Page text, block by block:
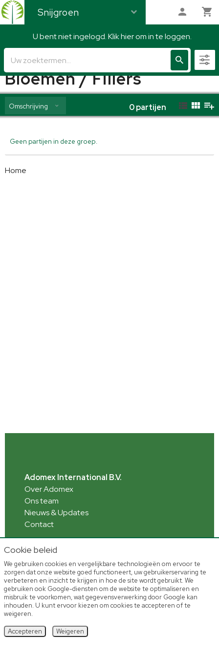
Snijgroen
U bent niet ingelogd. Klik hier om in te loggen.
Snijgroen
Bloemen / Fillers
Omschrijving 0partijen
Geen partijen in deze groep.
Home
Adomex International B.V.
Over Adomex
Ons team
Nieuws & Updates
Contact
Informatie
Webshop toelichting
Veelgestelde vragen
Home Voorraad
Cookie beleid
We gebruiken cookies en vergelijkbare technologieën om ervoor te
zorgen dat onze website goed functioneert, uw gebruikerservaring te
verbeteren en inzicht te krijgen in hoe de site wordt gebruikt. We
gebruiken ook Google-diensten om de website te optimaliseren en
misbruik te voorkomen, wat gegevensverwerking door Google kan
inhouden. U kunt ervoor kiezen om cookies te accepteren of te
weigeren.
Accepteren Weigeren